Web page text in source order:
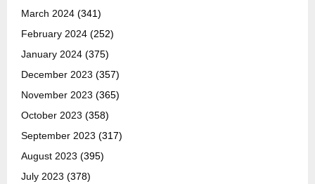
March 2024 (341)
February 2024 (252)
January 2024 (375)
December 2023 (357)
November 2023 (365)
October 2023 (358)
September 2023 (317)
August 2023 (395)
July 2023 (378)